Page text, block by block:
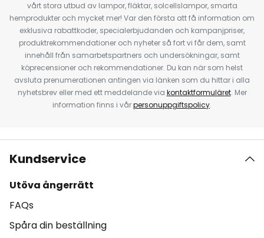
vårt stora utbud av lampor, fläktar, solcellslampor, smarta
hemprodukter och mycket mer! Var den första att få information om
exklusiva rabattkoder, specialerbjudanden och kampanjpriser,
produktrekommendationer och nyheter så fort vi får dem, samt
innehåll från samarbetspartners och undersökningar, samt
köprecensioner och rekommendationer. Du kan när som helst
avsluta prenumerationen antingen via länken som du hittar i alla
nyhetsbrev eller med ett meddelande via kontaktformuläret. Mer
information finns i vårpersonuppgiftspolicy.
Kundservice
Utöva ångerrätt
FAQs
Spåra din beställning